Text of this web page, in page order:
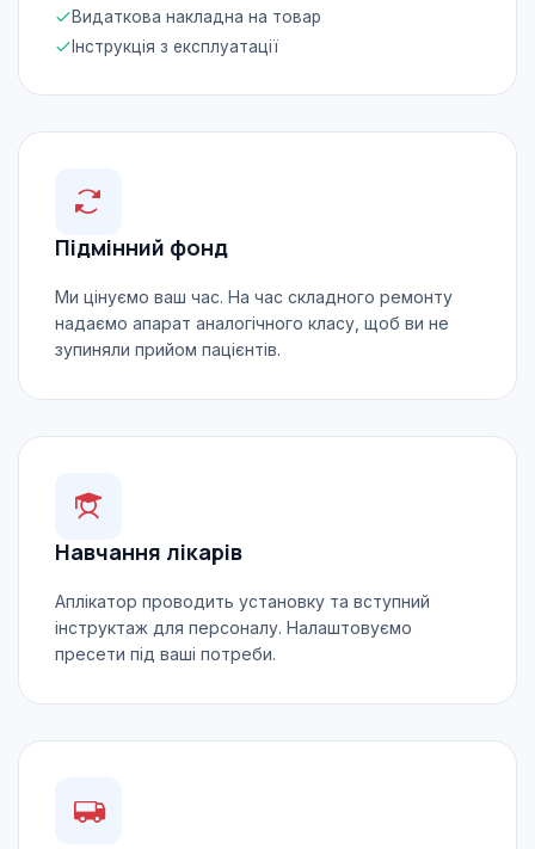
Видаткова накладна на товар
Інструкція з експлуатації
Підмінний фонд
Ми цінуємо ваш час. На час складного ремонту
надаємо апарат аналогічного класу, щоб ви не
зупиняли прийом пацієнтів.
Навчання лікарів
Аплікатор проводить установку та вступний
інструктаж для персоналу. Налаштовуємо
пресети під ваші потреби.